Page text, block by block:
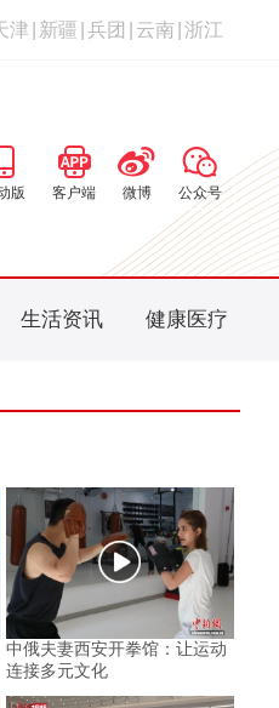
津 新疆 兵团 云南 浙江
版 客户端 微博 公众号
生活资讯 健康医疗
中俄夫妻西安开拳馆：让运动
连接多元文化